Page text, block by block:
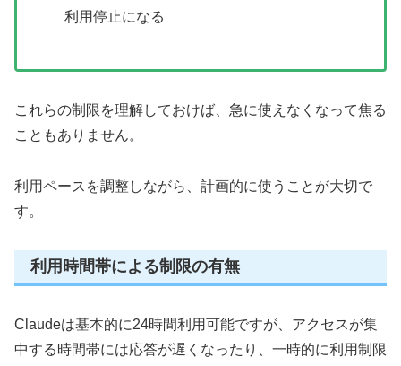
利用停止になる
これらの制限を理解しておけば、急に使えなくなって焦る
こともありません。
利用ペースを調整しながら、計画的に使うことが大切で
す。
利用時間帯による制限の有無
Claudeは基本的に24時間利用可能ですが、アクセスが集
中する時間帯には応答が遅くなったり、一時的に利用制限